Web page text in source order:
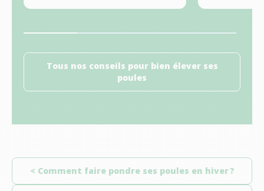
Tous nos conseils pour bien élever ses
poules
< Comment faire pondre ses poules en hiver ?